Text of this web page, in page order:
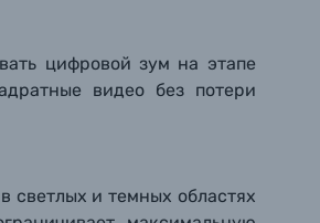
цифровой зум на этапе
видео без потери
светлых и темных областях